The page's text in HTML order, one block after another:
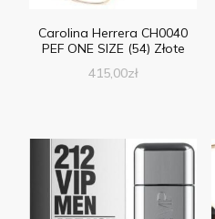
Carolina Herrera CH0040
PEF ONE SIZE (54) Złote
415,00zł